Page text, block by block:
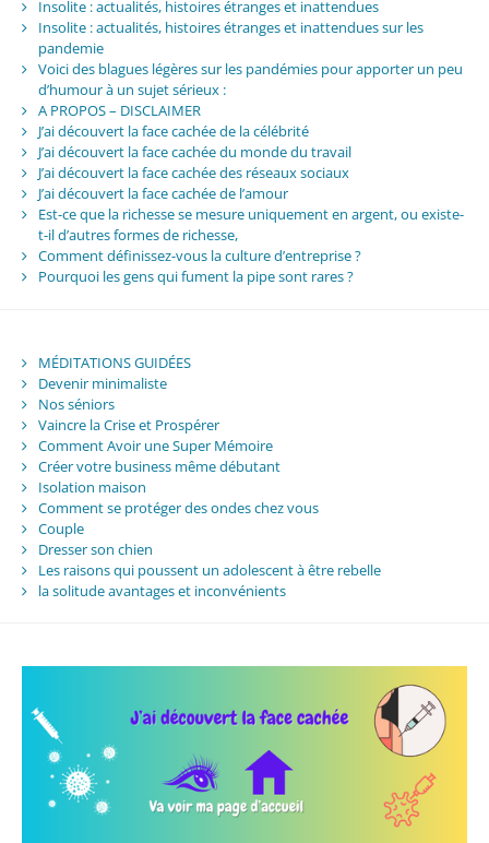
Insolite : actualités, histoires étranges et inattendues
Insolite : actualités, histoires étranges et inattendues sur les
pandemie
Voici des blagues légères sur les pandémies pour apporter un peu
d’humour à un sujet sérieux :
A PROPOS – DISCLAIMER
J’ai découvert la face cachée de la célébrité
J’ai découvert la face cachée du monde du travail
J’ai découvert la face cachée des réseaux sociaux
J’ai découvert la face cachée de l’amour
Est-ce que la richesse se mesure uniquement en argent, ou existe-
t-il d’autres formes de richesse,
Comment définissez-vous la culture d’entreprise ?
Pourquoi les gens qui fument la pipe sont rares ?
MÉDITATIONS GUIDÉES
Devenir minimaliste
Nos séniors
Vaincre la Crise et Prospérer
Comment Avoir une Super Mémoire
Créer votre business même débutant
Isolation maison
Comment se protéger des ondes chez vous
Couple
Dresser son chien
Les raisons qui poussent un adolescent à être rebelle
la solitude avantages et inconvénients